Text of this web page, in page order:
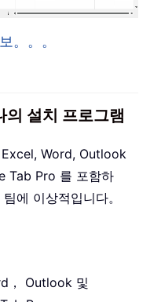
。。。
설치 프로그램
Word, Outlook
Tab Pro 를 포함하
에 이상적입니다。
， Outlook 및